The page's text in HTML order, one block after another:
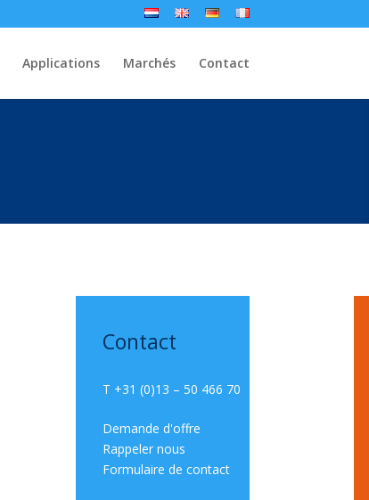
Applications Marchés Contact
Contact
T +31 (0)13 – 50 466 70
Demande d'offre
Rappeler nous
Formulaire de contact